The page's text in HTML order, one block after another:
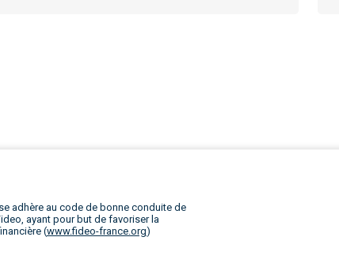
adhère au code de bonne conduite de
ayant pour but de favoriser la
(www.fideo-france.org)